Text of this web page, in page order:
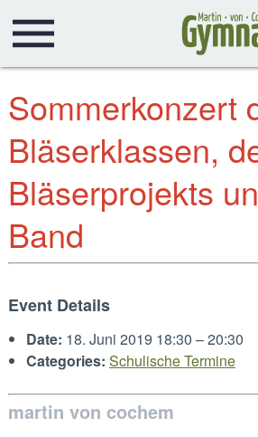
Sommerkonzert
Bläserklassen,
Bläserprojekts
Band
Event Details
Date: 18. Juni 2019 18:30 –20:30
Categories: Schulische Termine
martin von cochem